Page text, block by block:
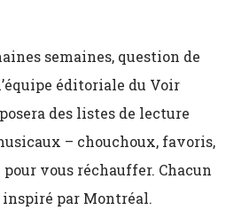
semaines, question de
éditoriale du Voir
des listes de lecture
– chouchoux, favoris,
vous réchauffer. Chacun
par Montréal.